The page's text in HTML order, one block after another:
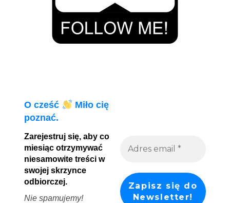
O cześć
Miło cię
poznać.
Zarejestruj się, aby co
miesiąc otrzymywać
niesamowite treści w
swojej skrzynce
odbiorczej.
Nie spamujemy!